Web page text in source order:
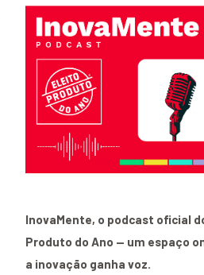
InovaMente, o podcast oficial
Produto do Ano — um espaço
a inovação ganha voz.